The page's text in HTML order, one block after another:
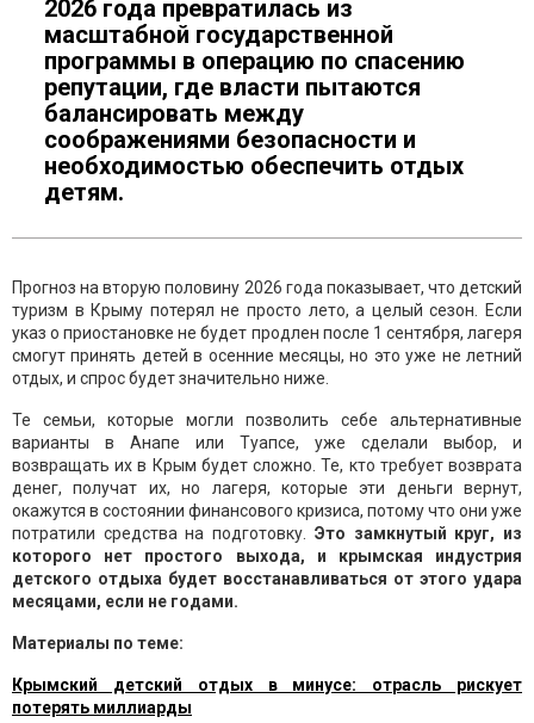
2026 года превратилась из
масштабной государственной
программы в операцию по спасению
репутации, где власти пытаются
балансировать между
соображениями безопасности и
необходимостью обеспечить отдых
детям.
Прогноз на вторую половину 2026 года показывает, что детский
туризм в Крыму потерял не просто лето, а целый сезон. Если
указ о приостановке не будет продлен после 1 сентября, лагеря
смогут принять детей в осенние месяцы, но это уже не летний
отдых, и спрос будет значительно ниже.
Те семьи, которые могли позволить себе альтернативные
варианты в Анапе или Туапсе, уже сделали выбор, и
возвращать их в Крым будет сложно. Те, кто требует возврата
денег, получат их, но лагеря, которые эти деньги вернут,
окажутся в состоянии финансового кризиса, потому что они уже
потратили средства на подготовку. Это замкнутый круг, из
которого нет простого выхода, и крымская индустрия
детского отдыха будет восстанавливаться от этого удара
месяцами, если не годами.
Материалы по теме:
Крымский детский отдых в минусе: отрасль рискует
потерять миллиарды